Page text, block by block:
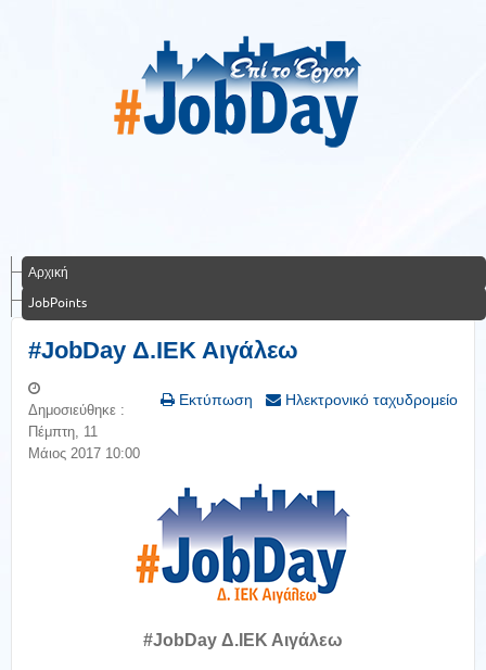
Αρχική
JobPoints
#JobDay Δ.ΙΕΚ Αιγάλεω
Εκτύπωση Ηλεκτρονικό ταχυδρομείο
Δημοσιεύθηκε :
Πέμπτη, 11
Μάιος 2017 10:00
#JobDay Δ.ΙΕΚ Αιγάλεω